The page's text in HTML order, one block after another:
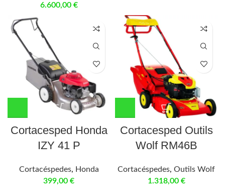
6.600,00 €
Cortacesped Honda
IZY 41 P
Cortacéspedes, Honda
399,00 €
Cortacesped Outils
Wolf RM46B
Cortacéspedes, Outils Wolf
1.318,00 €